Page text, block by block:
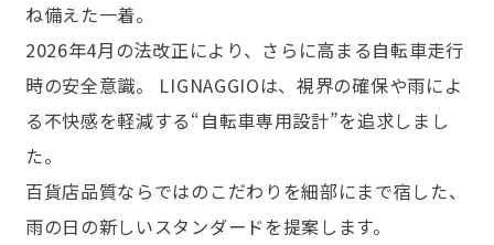
ね備えた一着。
2026年4月の法改正により、さらに高まる自転車走行
時の安全意識。 LIGNAGGIOは、視界の確保や雨によ
る不快感を軽減する“自転車専用設計”を追求しまし
た。
百貨店品質ならではのこだわりを細部にまで宿した、
雨の日の新しいスタンダードを提案します。